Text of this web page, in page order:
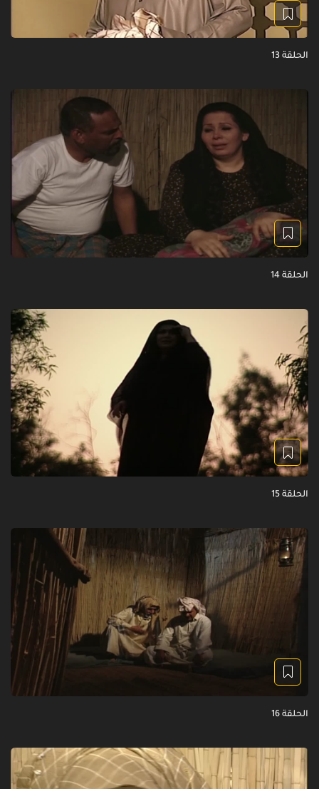
الحلقة 13
الحلقة 14
الحلقة 15
الحلقة 16